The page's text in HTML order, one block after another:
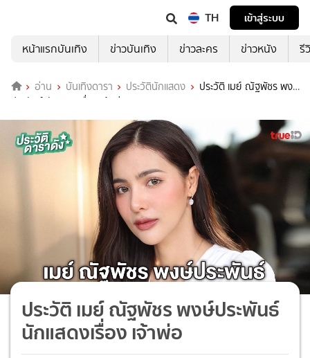
TH
เข้าสู่ระบบ
หน้าแรกบันเทิง
ข่าวบันเทิง ข่าวละคร ข่าวหนัง รี
อ่าน บันเทิงดารา ประวัตินักแสดง
ประวัติ เมย์ ณัฐพัชร พงษ์
ประพันธ์ นักแสดงเรื่อง เจ้าพ่อ
ประวัติ เมย์ ณัฐพัชร พงษ์ประพันธ์
นักแสดงเรื่อง เจ้าพ่อ